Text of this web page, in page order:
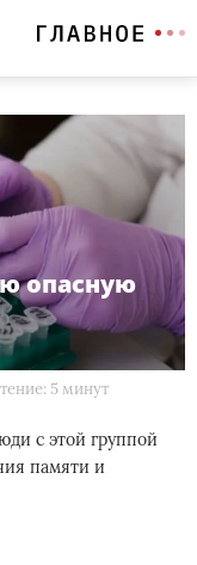
опасную
5 минут
с этой группой
памяти и